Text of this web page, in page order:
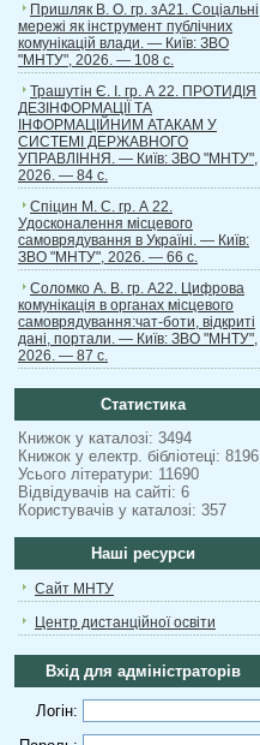
Пришляк В. О. гр. зА21. Соціальні
мережі як інструмент публічних
комунікацій влади. — Київ: ЗВО
"МНТУ", 2026. — 108 с.
Трашутін Є. І. гр. А 22. ПРОТИДІЯ
ДЕЗІНФОРМАЦІЇ ТА
ІНФОРМАЦІЙНИМ АТАКАМ У
СИСТЕМІ ДЕРЖАВНОГО
УПРАВЛІННЯ. — Київ: ЗВО "МНТУ",
2026. — 84 с.
Спіцин М. С. гр. А 22.
Удосконалення місцевого
самоврядування в Україні. — Київ:
ЗВО "МНТУ", 2026. — 66 с.
Соломко А. В. гр. А22. Цифрова
комунікація в органах місцевого
самоврядування:чат-боти, відкриті
дані, портали. — Київ: ЗВО "МНТУ",
2026. — 87 с.
Статистика
Книжок у каталозі: 3494
Книжок у електр. бібліотеці: 8196
Усього літератури: 11690
Відвідувачів на сайті: 6
Користувачів у каталозі: 357
Наші ресурси
Сайт МНТУ
Центр дистанційної освіти
Вхід для адміністраторів
Логін: